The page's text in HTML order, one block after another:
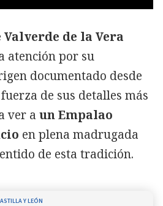
Valverde de la Vera
atención por su
documentado desde
de sus detalles más
ver a un Empalao
en plena madrugada
de esta tradición.
Y LEÓN